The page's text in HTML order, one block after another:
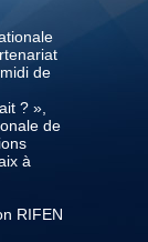
de
? »,
de
à
RIFEN